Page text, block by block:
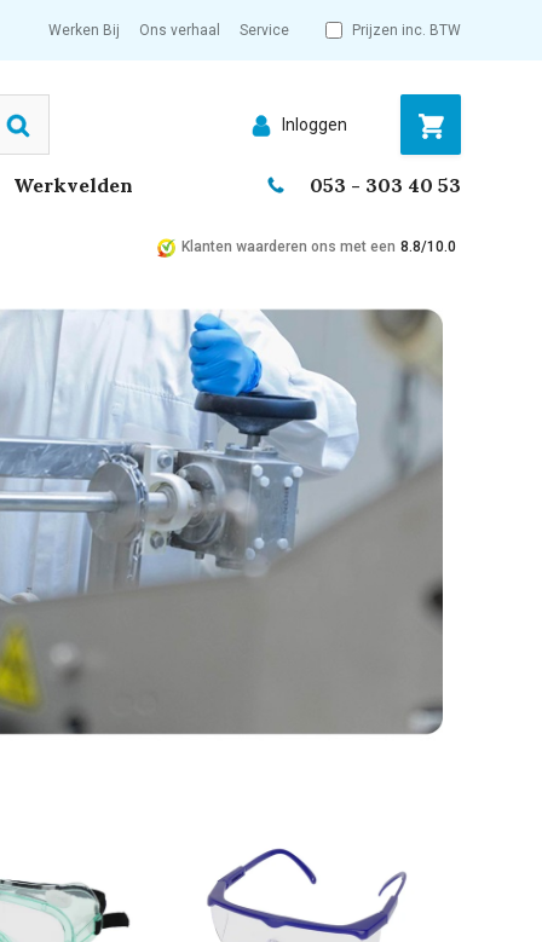
Werken Bij Ons verhaal Service Prijzen inc. BTW
Search Inloggen
Werkvelden 053 - 303 40 53
Klanten waarderen ons met een 8.8/10.0